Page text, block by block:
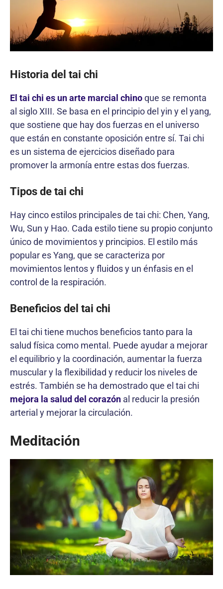
Historia del tai chi
El tai chi es un arte marcial chinoque se remonta
al siglo XIII. Se basa en el principio del yin y el yang,
que sostiene que hay dos fuerzas en el universo
que están en constante oposición entre sí. Tai chi
es un sistema de ejercicios diseñado para
promover la armonía entre estas dos fuerzas.
Tipos de tai chi
Hay cinco estilos principales de tai chi: Chen, Yang,
Wu, Sun y Hao. Cada estilo tiene su propio conjunto
único de movimientos y principios. El estilo más
popular es Yang, que se caracteriza por
movimientos lentos y fluidos y un énfasis en el
control de la respiración.
Beneficios del tai chi
El tai chi tiene muchos beneficios tanto para la
salud física como mental. Puede ayudar a mejorar
el equilibrio y la coordinación, aumentar la fuerza
muscular y la flexibilidad y reducir los niveles de
estrés. También se ha demostrado que el tai chi
mejora la salud del corazón al reducir la presión
arterial y mejorar la circulación.
Meditación